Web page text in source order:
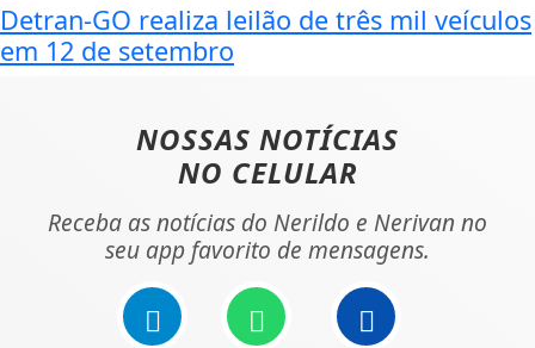
Detran-GO realiza leilão de três mil veículos
em 12 de setembro
NOSSAS NOTÍCIAS
NO CELULAR
Receba as notícias do Nerildo e Nerivan no
seu app favorito de mensagens.